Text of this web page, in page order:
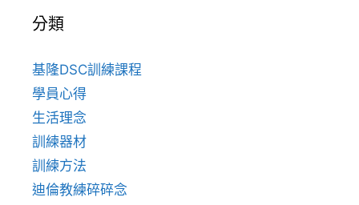
分類
基隆DSC訓練課程
學員心得
生活理念
訓練器材
訓練方法
迪倫教練碎碎念